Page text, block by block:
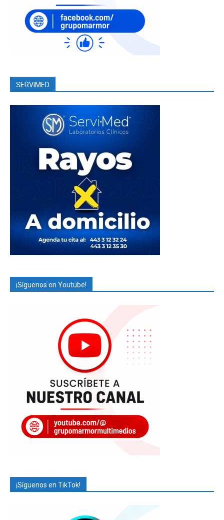
SERVIMED
¡Síguenos en Youtube!
¡Síguenos en TikTok!